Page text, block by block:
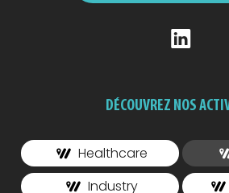
DÉCOUVREZ NOS
Healthcare
Industry